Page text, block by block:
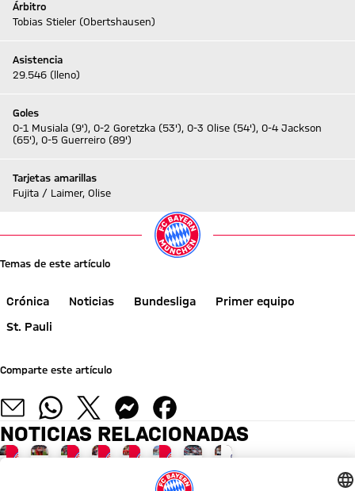
Árbitro
Tobias Stieler (Obertshausen)
Asistencia
29.546 (lleno)
Goles
0-1 Musiala (9'), 0-2 Goretzka (53'), 0-3 Olise (54'), 0-4 Jackson
(65'), 0-5 Guerreiro (89')
Tarjetas amarillas
Fujita / Laimer, Olise
Temas de este artículo
Crónica Noticias Bundesliga
Primer equipo
St. Pauli
Comparte este artículo
NOTICIAS RELACIONADAS
FINAL DE LA GIRA POR ASIA
TRAS EL AUDI FOOTBALL SUMMIT
GALERÍA
GALERÍAEN EL KAI TAK STADIUM
«AUDI SUMMER TOUR» CON
AUDI FOOTBALL SUMMIT